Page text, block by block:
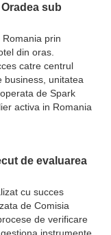
sub
prin
din oras.
catre centrul
business, unitatea
de Spark
activa in Romania
de evaluarea
cu succes
de Comisia
de verificare